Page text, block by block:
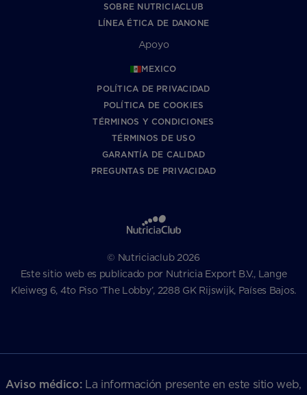
SOBRE NUTRICIACLUB
LÍNEA ÉTICA DE DANONE
Apoyo
MEXICO
POLÍTICA DE PRIVACIDAD
POLÍTICA DE COOKIES
TÉRMINOS Y CONDICIONES
TÉRMINOS DE USO
GARANTÍA DE CALIDAD
PREGUNTAS DE PRIVACIDAD
© Nutriciaclub 2026
Este sitio web es publicado por Nutricia Export B.V., Lange
Kleiweg 6, 4to Piso ‘The Lobby’, 2288 GK Rijswijk, Países Bajos.
Aviso médico:La información presente en este sitio web,